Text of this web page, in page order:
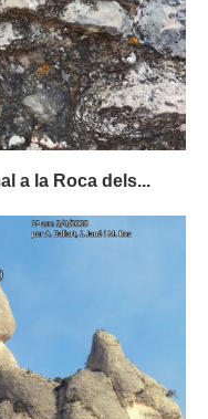
a la Roca dels...